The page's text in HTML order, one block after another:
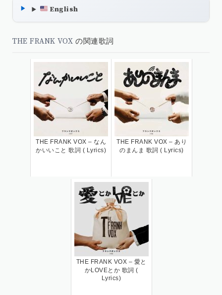
English
THE FRANK VOX の関連歌詞
THE FRANK VOX – なん
かいいこと 歌詞 ( Lyrics)
THE FRANK VOX – あり
のまんま 歌詞 ( Lyrics)
THE FRANK VOX – 愛と
かLOVEとか 歌詞 (
Lyrics)